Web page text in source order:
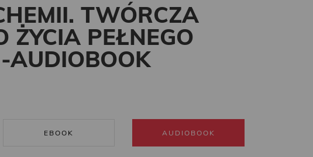
TWÓRCZA
ŻYCIA PEŁNEGO
AUDIOBOOK
EBOOK AUDIOBOOK